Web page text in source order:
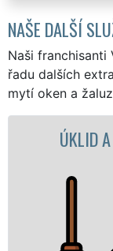
NAŠE DALŠÍ
Naši franchisanti
řadu dalších
mytí oken a
SLUŽBY
Franchisová
UKLÍZENÍ
Praze 2 (dvě)
Prahy 2 (dvě)